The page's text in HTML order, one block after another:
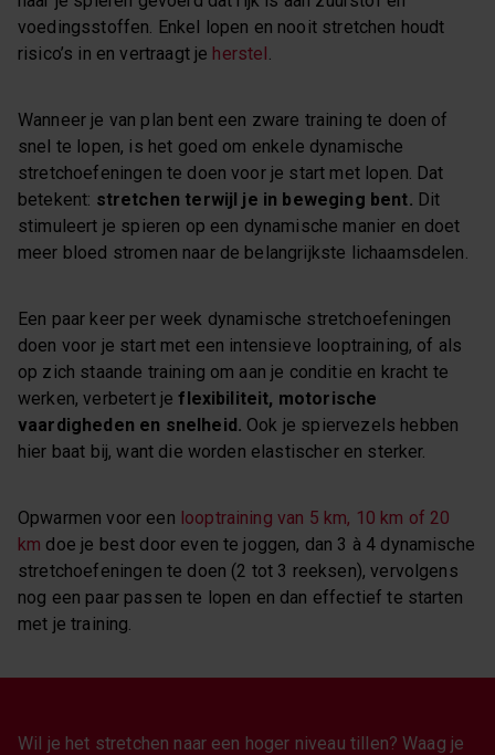
voedingsstoffen. Enkel lopen en nooit stretchen houdt
risico’s in en vertraagt je herstel.
Wanneer je van plan bent een zware training te doen of
snel te lopen, is het goed om enkele dynamische
stretchoefeningen te doen voor je start met lopen. Dat
betekent: stretchen terwijl je in beweging bent. Dit
stimuleert je spieren op een dynamische manier en doet
meer bloed stromen naar de belangrijkste lichaamsdelen.
Een paar keer per week dynamische stretchoefeningen
doen voor je start met een intensieve looptraining, of als
op zich staande training om aan je conditie en kracht te
werken, verbetert je flexibiliteit, motorische
vaardigheden en snelheid. Ook je spiervezels hebben
hier baat bij, want die worden elastischer en sterker.
Opwarmen voor een looptraining van 5 km, 10 km of 20
km doe je best door even te joggen, dan 3 à 4 dynamische
stretchoefeningen te doen (2 tot 3 reeksen), vervolgens
nog een paar passen te lopen en dan effectief te starten
met je training.
Wil je het stretchen naar een hoger niveau tillen? Waag je